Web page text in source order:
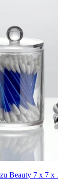
Beauty 7 x 7 x